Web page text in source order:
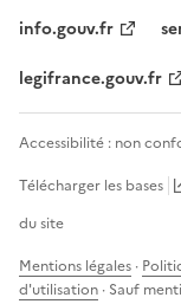
info.gouv.fr
legifrance.gouv.fr
Accessibilité : non
Télécharger les bases
du site
Mentions légales ·
d'utilisation · Sauf